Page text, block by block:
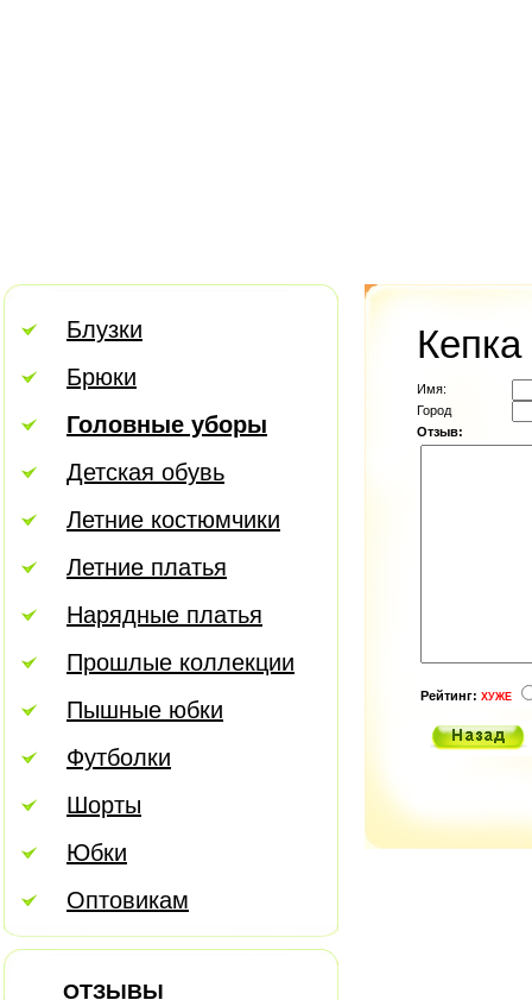
Блузки
Брюки
Головные уборы
Детская обувь
Летние костюмчики
Летние платья
Нарядные платья
Прошлые коллекции
Пышные юбки
Футболки
Шорты
Юбки
Оптовикам
ОТЗЫВЫ
Имя:
Город
Отзыв:
Рейтинг: ХУЖЕ